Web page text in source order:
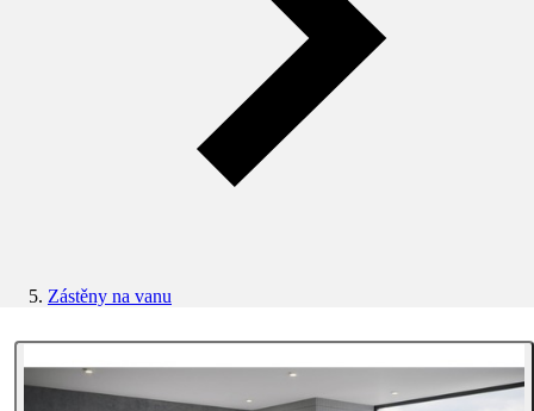
Zástěny na vanu